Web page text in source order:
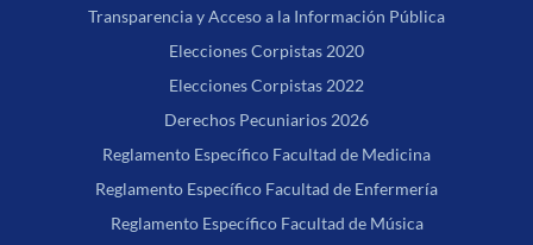
Transparencia y Acceso a la Información Pública
Elecciones Corpistas 2020
Elecciones Corpistas 2022
Derechos Pecuniarios 2026
Reglamento Específico Facultad de Medicina
Reglamento Específico Facultad de Enfermería
Reglamento Específico Facultad de Música